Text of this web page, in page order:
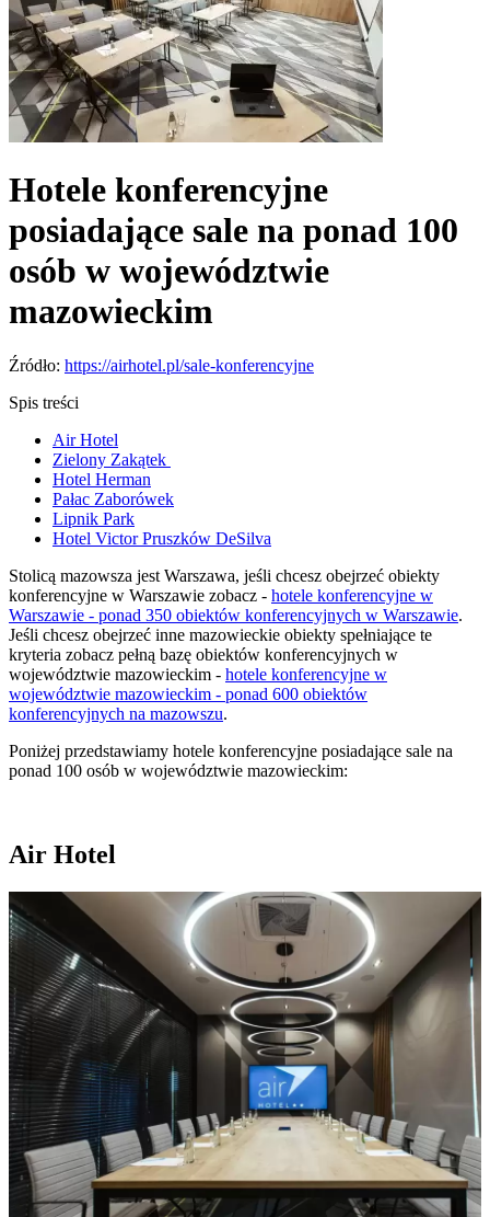
Hotele konferencyjne
posiadające sale na ponad 100
osób w województwie
mazowieckim
Źródło: https://airhotel.pl/sale-konferencyjne
Spis treści
Air Hotel
Zielony Zakątek
Hotel Herman
Pałac Zaborówek
Lipnik Park
Hotel Victor Pruszków DeSilva
Stolicą mazowsza jest Warszawa, jeśli chcesz obejrzeć obiekty
konferencyjne w Warszawie zobacz - hotele konferencyjne w
Warszawie - ponad 350 obiektów konferencyjnych w Warszawie.
Jeśli chcesz obejrzeć inne mazowieckie obiekty spełniające te
kryteria zobacz pełną bazę obiektów konferencyjnych w
województwie mazowieckim - hotele konferencyjne w
województwie mazowieckim - ponad 600 obiektów
konferencyjnych na mazowszu.
Poniżej przedstawiamy hotele konferencyjne posiadające sale na
ponad 100 osób w województwie mazowieckim:
Air Hotel